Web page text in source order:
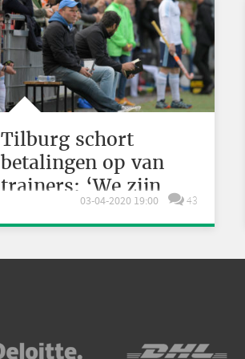
Tilburg schort
betalingen op van
trainers: ‘We zijn
echt niet de enige'
03-04-2020 19:00 43